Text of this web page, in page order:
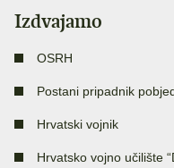
Izdvajamo
OSRH
Postani pripadnik
Hrvatski vojnik
Hrvatsko vojno učilište